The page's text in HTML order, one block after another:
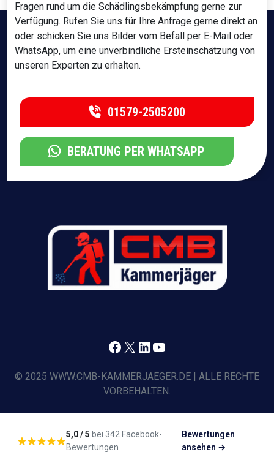
Fragen rund um die Schädlingsbekämpfung gerne zur
Verfügung. Rufen Sie uns für Ihre Anfrage gerne direkt an
oder schicken Sie uns Bilder vom Befall per E-Mail oder
WhatsApp, um eine unverbindliche Ersteinschätzung von
unseren Experten zu erhalten.
01579-2505200
BERATUNG PER WHATSAPP
© 2025 WWW.CMB-KAMMERJAEGER.DE | ALLE RECHTE
VORBEHALTEN.
Facebook
X LinkedIn
YouTube
5,0 / 5 bei 342 Facebook-
Bewertungen
Bewertungen
ansehen →